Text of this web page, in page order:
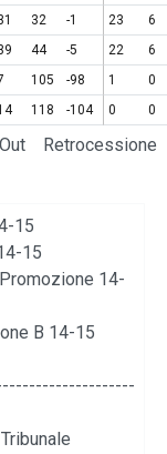
32 -1 23
6
44 -5 22
6
105 -98 1
0
118 -104 0 0
Retrocessione
15
15
14-
B 14-15